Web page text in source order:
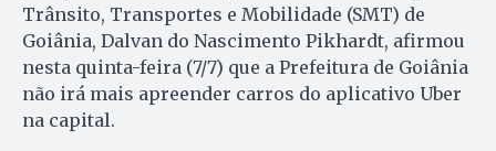
Trânsito, Transportes e Mobilidade (SMT) de
Goiânia, Dalvan do Nascimento Pikhardt, afirmou
nesta quinta-feira (7/7) que a Prefeitura de Goiânia
não irá mais apreender carros do aplicativo Uber
na capital.